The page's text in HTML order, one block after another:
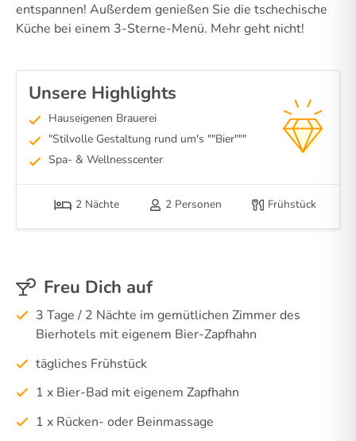
entspannen! Außerdem genießen Sie die tschechische
Küche bei einem 3-Sterne-Menü. Mehr geht nicht!
Unsere Highlights
Hauseigenen Brauerei
"Stilvolle Gestaltung rund um's ""Bier"""
Spa- & Wellnesscenter
2 Nächte 2 Personen Frühstück
Freu Dich auf
3 Tage / 2 Nächte im gemütlichen Zimmer des
Bierhotels mit eigenem Bier-Zapfhahn
tägliches Frühstück
1 x Bier-Bad mit eigenem Zapfhahn
1 x Rücken- oder Beinmassage